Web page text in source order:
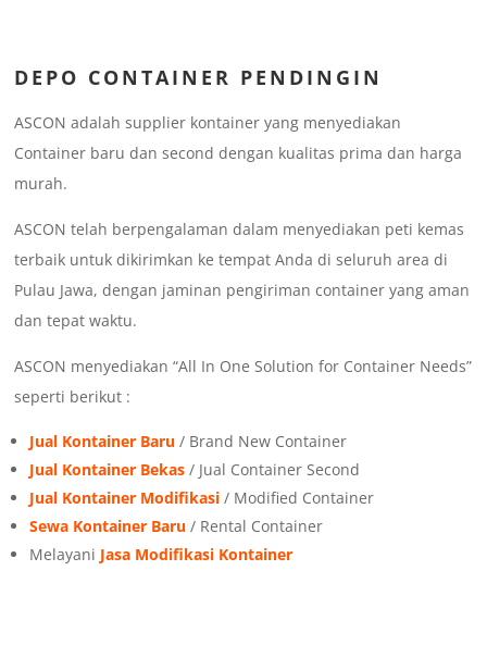
DEPO CONTAINER PENDINGIN
ASCON adalah supplier kontainer yang menyediakan
Container baru dan second dengan kualitas prima dan harga
murah.
ASCON telah berpengalaman dalam menyediakan peti kemas
terbaik untuk dikirimkan ke tempat Anda di seluruh area di
Pulau Jawa, dengan jaminan pengiriman container yang aman
dan tepat waktu.
ASCON menyediakan “All In One Solution for Container Needs”
seperti berikut :
Jual Kontainer Baru / Brand New Container
Jual Kontainer Bekas / Jual Container Second
Jual Kontainer Modifikasi / Modified Container
Sewa Kontainer Baru / Rental Container
Melayani Jasa Modifikasi Kontainer